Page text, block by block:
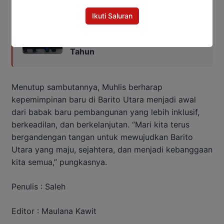
Tahun
Menutup sambutannya, Muhlis berharap
kepemimpinan baru di Barito Utara menjadi awal
dari babak baru pembangunan yang lebih inklusif,
berkeadilan, dan berkelanjutan. “Mari kita terus
bergandengan tangan untuk mewujudkan Barito
Utara yang maju, sejahtera, dan menjadi kebanggaan
kita semua,” pungkasnya.
Penulis : Saleh
Editor : Maulana Kawit
Ikuti Saluran